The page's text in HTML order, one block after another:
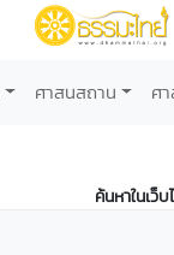
ศาสนสถาน ศ
ค้นหาในเว็